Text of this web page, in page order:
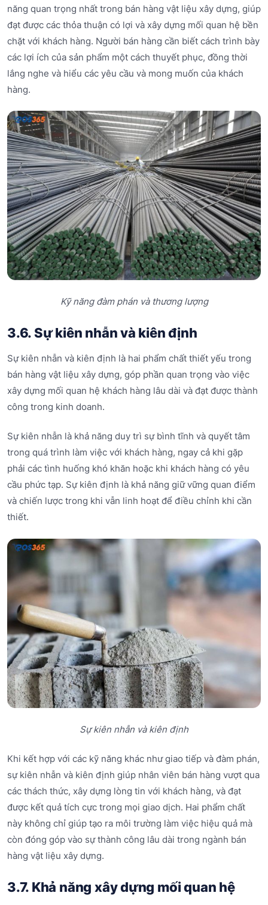
năng quan trọng nhất trong bán hàng vật liệu xây dựng, giúp
đạt được các thỏa thuận có lợi và xây dựng mối quan hệ bền
chặt với khách hàng. Người bán hàng cần biết cách trình bày
các lợi ích của sản phẩm một cách thuyết phục, đồng thời
lắng nghe và hiểu các yêu cầu và mong muốn của khách
hàng.
Kỹ năng đàm phán và thương lượng
3.6. Sự kiên nhẫn và kiên định
Sự kiên nhẫn và kiên định là hai phẩm chất thiết yếu trong
bán hàng vật liệu xây dựng, góp phần quan trọng vào việc
xây dựng mối quan hệ khách hàng lâu dài và đạt được thành
công trong kinh doanh.
Sự kiên nhẫn là khả năng duy trì sự bình tĩnh và quyết tâm
trong quá trình làm việc với khách hàng, ngay cả khi gặp
phải các tình huống khó khăn hoặc khi khách hàng có yêu
cầu phức tạp. Sự kiên định là khả năng giữ vững quan điểm
và chiến lược trong khi vẫn linh hoạt để điều chỉnh khi cần
thiết.
Sự kiên nhẫn và kiên định
Khi kết hợp với các kỹ năng khác như giao tiếp và đàm phán,
sự kiên nhẫn và kiên định giúp nhân viên bán hàng vượt qua
các thách thức, xây dựng lòng tin với khách hàng, và đạt
được kết quả tích cực trong mọi giao dịch. Hai phẩm chất
này không chỉ giúp tạo ra môi trường làm việc hiệu quả mà
còn đóng góp vào sự thành công lâu dài trong ngành bán
hàng vật liệu xây dựng.
3.7. Khả năng xây dựng mối quan hệ